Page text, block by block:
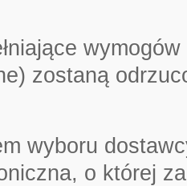
zostaną
wyboru
o której